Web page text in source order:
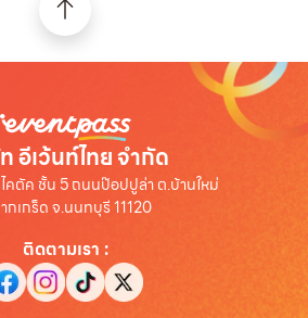
อีเว้นท์ไทย จำกัด
คตัค ชั้น 5 ถนนป๊อปปูล่า ต.บ้านใหม่
กเกร็ด จ.นนทบุรี 11120
ติดตามเรา :